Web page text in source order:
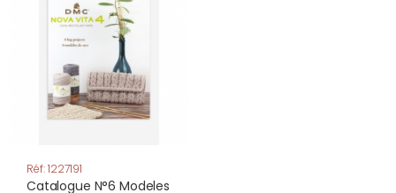
Réf: 1227191
Catalogue N°6 Modeles